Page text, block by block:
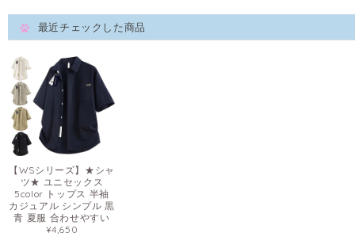
最近チェックした商品
【WSシリーズ】★シャ
ツ★ ユニセックス
5color トップス 半袖
カジュアル シンプル 黒
青 夏服 合わせやすい
¥4,650